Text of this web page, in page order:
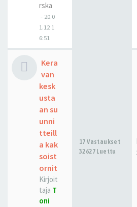
rska
- 20.0
1.12 1
6:51
Kera
van
kesk
usta
an su
unni
tteill
a kak
soist
ornit
Kirjoit
taja T
oni
17 Vastaukset
32627 Luettu